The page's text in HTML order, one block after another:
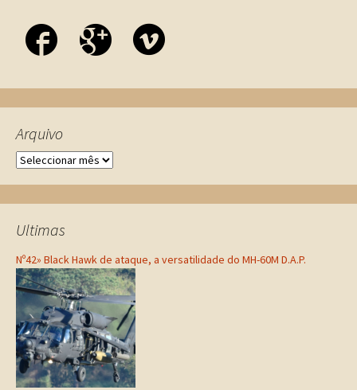
Arquivo
Ultimas
Nº42» Black Hawk de ataque, a versatilidade do MH-60M D.A.P.